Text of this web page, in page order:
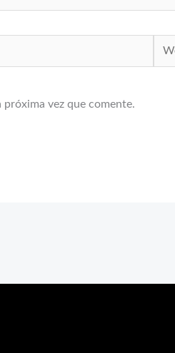
Web
vez que comente.